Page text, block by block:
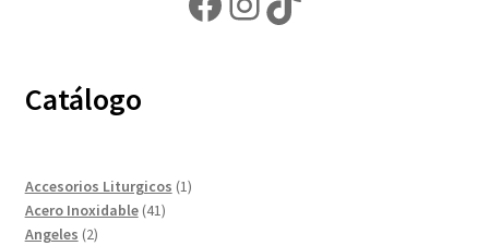
Catálogo
Accesorios Liturgicos 11
Acero Inoxidable 4141
Angeles 22